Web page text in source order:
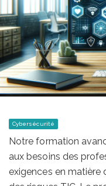
Cybersécurité
Notre formation
aux besoins des
exigences en matière